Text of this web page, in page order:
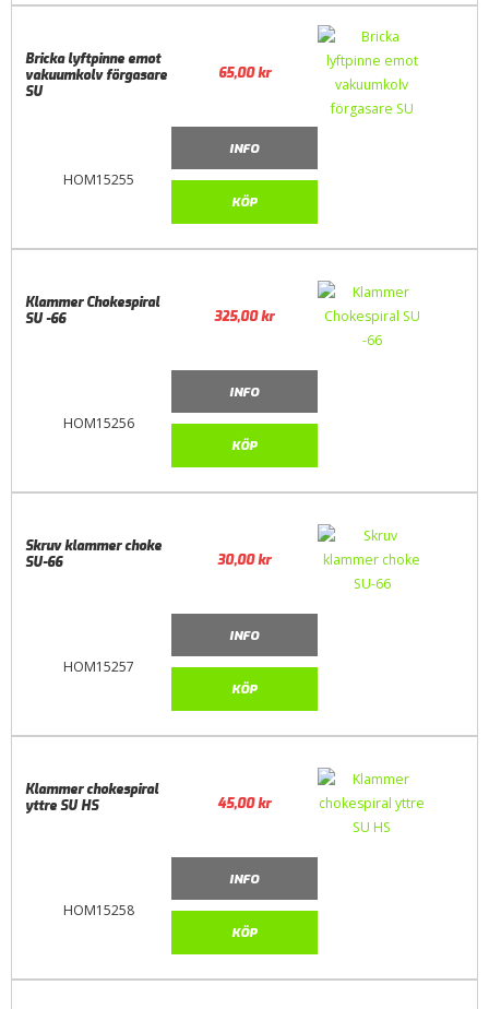
HOM15255
Bricka lyftpinne emot
vakuumkolv förgasare
SU
65,00kr
INFO
KÖP
HOM15256
Klammer Chokespiral
SU -66
325,00kr
INFO
KÖP
HOM15257
Skruv klammer choke
SU-66
30,00kr
INFO
KÖP
HOM15258
Klammer chokespiral
yttre SU HS
45,00kr
INFO
KÖP